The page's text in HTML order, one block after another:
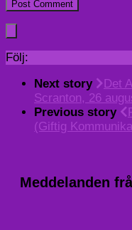
Följ:
Next story
Det
Scranton, 26
Previous story
(Giftig
Meddelanden